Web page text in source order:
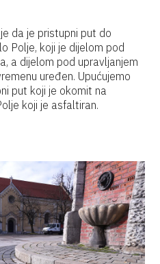
da je pristupni put do
Polje, koji je dijelom pod
a dijelom pod upravljanjem
uređen. Upućujemo
put koji je okomit na
koji je asfaltiran.